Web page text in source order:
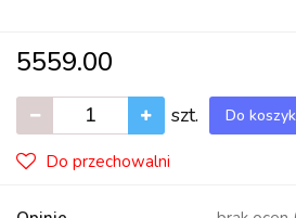
5559.00
szt. Do
Do przechowalni